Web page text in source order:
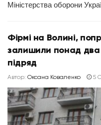
Міністерства оборони
Фірмі на Волині,
залишили понад два
підряд
Автор: Оксана Коваленко 5